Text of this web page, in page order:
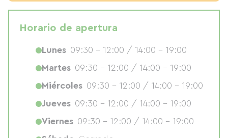
Horario de apertura
Lunes 09:30 - 12:00 / 14:00 - 19:00
Martes 09:30 - 12:00 / 14:00 - 19:00
Miércoles 09:30 - 12:00 / 14:00 - 19:00
Jueves 09:30 - 12:00 / 14:00 - 19:00
Viernes 09:30 - 12:00 / 14:00 - 19:00